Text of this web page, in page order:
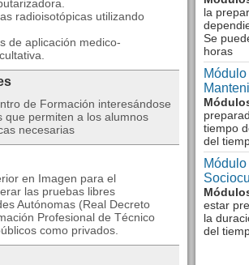
radioisotópicas utilizando
de aplicación medico-
de Formación interesándose
que permiten a los alumnos
necesarias
en Imagen para el
las pruebas libres
Autónomas (Real Decreto
Profesional de Técnico
como privados.
la
Se
horas
tiempo
del
estar
la
del